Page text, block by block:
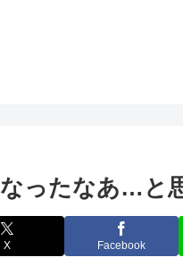
ったなあ…と
X Facebook